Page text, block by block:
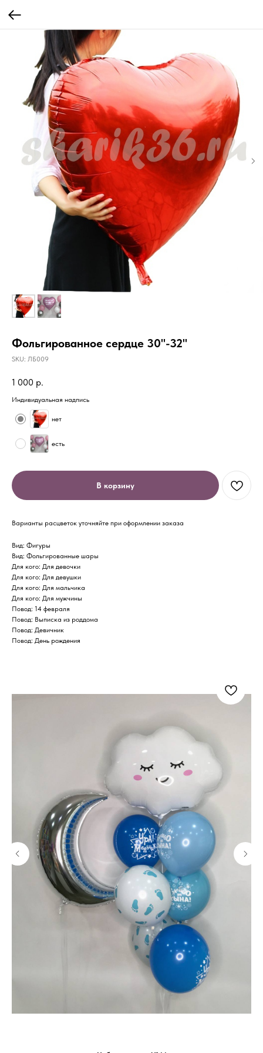
Фольгированное сердце 30"-32"
SKU: ЛБ009
1 000 р.
Индивидуальная надпись
нет
есть
В корзину
Варианты расцветок уточняйте при оформлении заказа
Вид: Фигуры
Вид: Фольгированные шары
Для кого: Для девочки
Для кого: Для девушки
Для кого: Для мальчика
Для кого: Для мужчины
Повод: 14 февраля
Повод: Выписка из роддома
Повод: Девичник
Повод: День рождения